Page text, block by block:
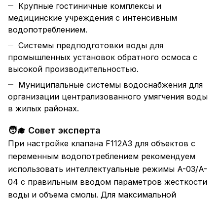
Крупные гостиничные комплексы и
медицинские учреждения с интенсивным
водопотреблением.
Системы предподготовки воды для
промышленных установок обратного осмоса с
высокой производительностью.
Муниципальные системы водоснабжения для
организации централизованного умягчения воды
в жилых районах.
🧑‍🎓 Совет эксперта
При настройке клапана F112A3 для объектов с
переменным водопотреблением рекомендуем
использовать интеллектуальные режимы A-03/A-
04 с правильным вводом параметров жесткости
воды и объема смолы. Для максимальной